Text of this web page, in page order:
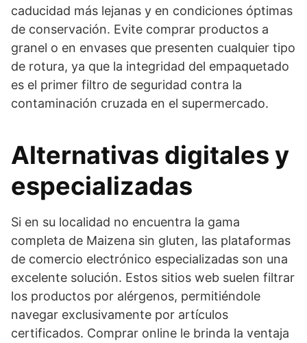
caducidad más lejanas y en condiciones óptimas
de conservación. Evite comprar productos a
granel o en envases que presenten cualquier tipo
de rotura, ya que la integridad del empaquetado
es el primer filtro de seguridad contra la
contaminación cruzada en el supermercado.
Alternativas digitales y
especializadas
Si en su localidad no encuentra la gama
completa de Maizena sin gluten, las plataformas
de comercio electrónico especializadas son una
excelente solución. Estos sitios web suelen filtrar
los productos por alérgenos, permitiéndole
navegar exclusivamente por artículos
certificados. Comprar online le brinda la ventaja